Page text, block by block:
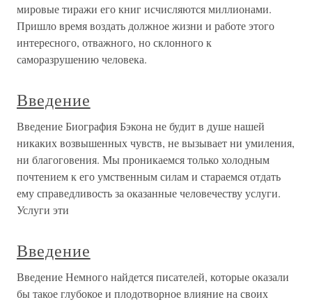
мировые тиражи его книг исчисляются миллионами.
Пришло время воздать должное жизни и работе этого
интересного, отважного, но склонного к
саморазрушению человека.
Введение
Введение Биография Бэкона не будит в душе нашей
никаких возвышенных чувств, не вызывает ни умиления,
ни благоговения. Мы проникаемся только холодным
почтением к его умственным силам и стараемся отдать
ему справедливость за оказанные человечеству услуги.
Услуги эти
Введение
Введение Немного найдется писателей, которые оказали
бы такое глубокое и плодотворное влияние на своих